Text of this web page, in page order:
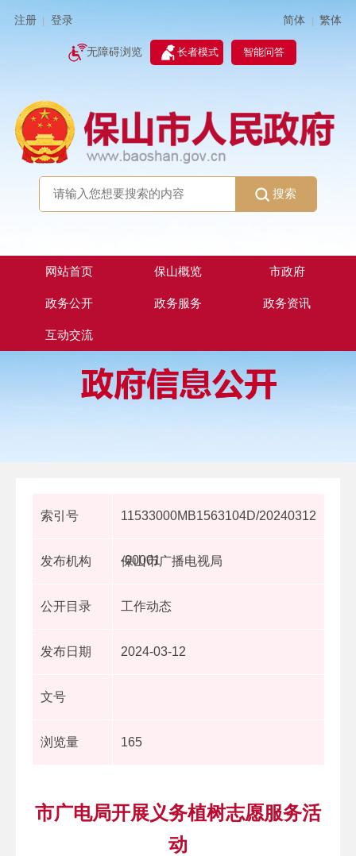
注册 登录 简体 | 繁体
无障碍浏览 长者模式 智能问答
搜索
网站首页 保山概览 市政府
政务公开 政务服务 政务资讯
互动交流
索引号 11533000MB1563104D/20240312
-00001
发布机构 保山市广播电视局
公开目录 工作动态
发布日期 2024-03-12
文号
浏览量 165
市广电局开展义务植树志愿服务活
动